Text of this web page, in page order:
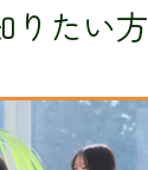
りたい方